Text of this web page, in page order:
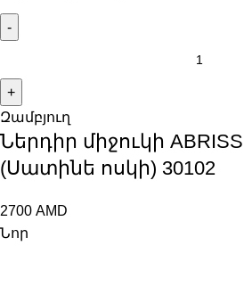
Զամբյուղ
Ներդիր միջուկի ABRISS
(Սատինե ոսկի) 30102
2700 AMD
Նոր